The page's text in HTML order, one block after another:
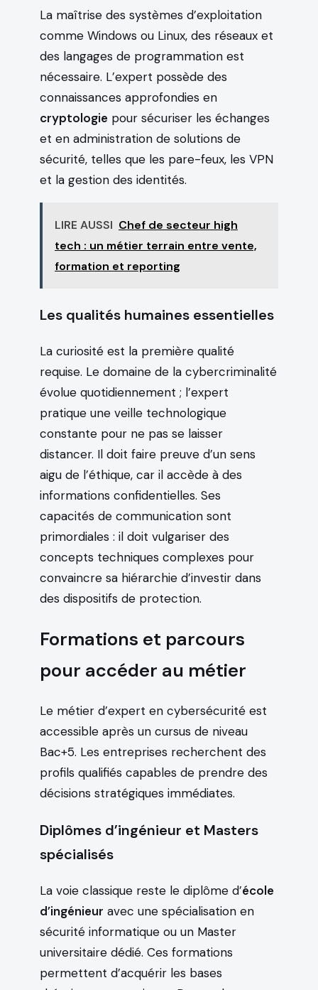
La maîtrise des systèmes d’exploitation
comme Windows ou Linux, des réseaux et
des langages de programmation est
nécessaire. L’expert possède des
connaissances approfondies en
cryptologie pour sécuriser les échanges
et en administration de solutions de
sécurité, telles que les pare-feux, les VPN
et la gestion des identités.
LIRE AUSSI Chef de secteur high
tech : un métier terrain entre vente,
formation et reporting
Les qualités humaines essentielles
La curiosité est la première qualité
requise. Le domaine de la cybercriminalité
évolue quotidiennement ; l’expert
pratique une veille technologique
constante pour ne pas se laisser
distancer. Il doit faire preuve d’un sens
aigu de l’éthique, car il accède à des
informations confidentielles. Ses
capacités de communication sont
primordiales : il doit vulgariser des
concepts techniques complexes pour
convaincre sa hiérarchie d’investir dans
des dispositifs de protection.
Formations et parcours
pour accéder au métier
Le métier d’expert en cybersécurité est
accessible après un cursus de niveau
Bac+5. Les entreprises recherchent des
profils qualifiés capables de prendre des
décisions stratégiques immédiates.
Diplômes d’ingénieur et Masters
spécialisés
La voie classique reste le diplôme d’école
d’ingénieur avec une spécialisation en
sécurité informatique ou un Master
universitaire dédié. Ces formations
permettent d’acquérir les bases